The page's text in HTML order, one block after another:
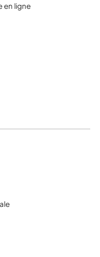
en ligne